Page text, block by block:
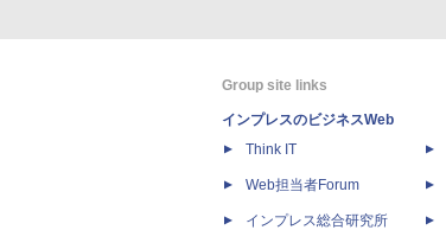
Group site links
インプレスのビジネスWeb
Think IT
Web担当者Forum
インプレス総合研究所